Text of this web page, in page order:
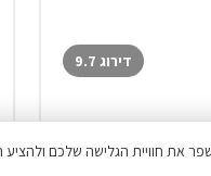
דירוג 9.7